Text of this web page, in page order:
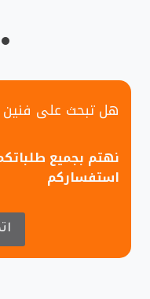
هل تبحث على فنين
نهتم بجميع
استفساركم